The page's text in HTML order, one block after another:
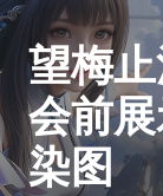
望梅
会前
染图